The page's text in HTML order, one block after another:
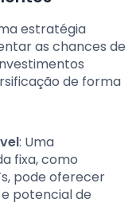
estratégia
as chances de
de forma
: Uma
fixa, como
pode oferecer
potencial de